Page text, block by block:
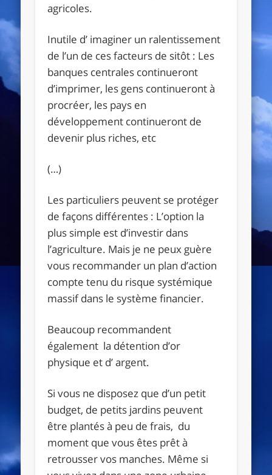
agricoles.
Inutile d’ imaginer un ralentissement
de l’un de ces facteurs de sitôt : Les
banques centrales continueront
d’imprimer, les gens continueront à
procréer, les pays en
développement continueront de
devenir plus riches, etc
(…)
Les particuliers peuvent se protéger
de façons différentes : L’option la
plus simple est d’investir dans
l’agriculture. Mais je ne peux guère
vous recommander un plan d’action
compte tenu du risque systémique
massif dans le système financier.
Beaucoup recommandent
également la détention d’or
physique et d’ argent.
Si vous ne disposez que d’un petit
budget, de petits jardins peuvent
être plantés à peu de frais, du
moment que vous êtes prêt à
retrousser vos manches. Même si